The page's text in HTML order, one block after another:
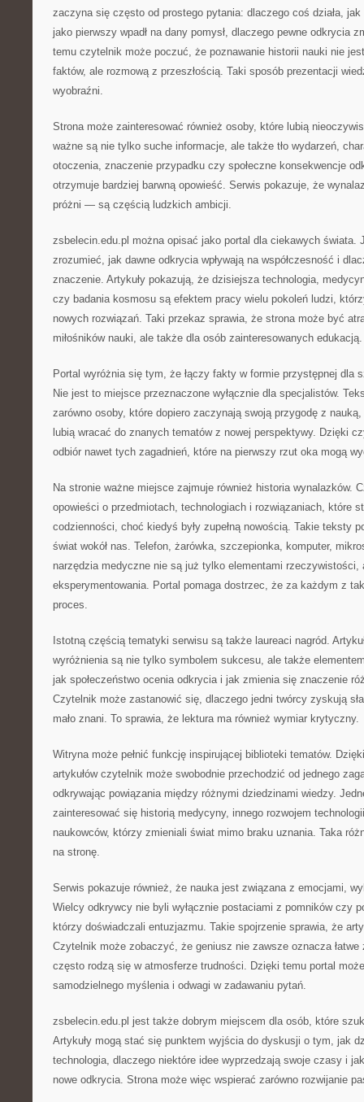
zaczyna się często od prostego pytania: dlaczego coś działa, jak
jako pierwszy wpadł na dany pomysł, dlaczego pewne odkrycia
temu czytelnik może poczuć, że poznawanie historii nauki nie
faktów, ale rozmową z przeszłością. Taki sposób prezentacji
wyobraźni.
Strona może zainteresować również osoby, które lubią
ważne są nie tylko suche informacje, ale także tło wydarzeń,
otoczenia, znaczenie przypadku czy społeczne konsekwencje
otrzymuje bardziej barwną opowieść. Serwis pokazuje, że
próżni — są częścią ludzkich ambicji.
zsbelecin.edu.pl można opisać jako portal dla ciekawych świata.
zrozumieć, jak dawne odkrycia wpływają na współczesność i
znaczenie. Artykuły pokazują, że dzisiejsza technologia,
czy badania kosmosu są efektem pracy wielu pokoleń ludzi,
nowych rozwiązań. Taki przekaz sprawia, że strona może być
miłośników nauki, ale także dla osób zainteresowanych edukacją.
Portal wyróżnia się tym, że łączy fakty w formie przystępnej dla
Nie jest to miejsce przeznaczone wyłącznie dla specjalistów.
zarówno osoby, które dopiero zaczynają swoją przygodę z
lubią wracać do znanych tematów z nowej perspektywy. Dzięki
odbiór nawet tych zagadnień, które na pierwszy rzut oka mogą
Na stronie ważne miejsce zajmuje również historia wynalazków.
opowieści o przedmiotach, technologiach i rozwiązaniach, które
codzienności, choć kiedyś były zupełną nowością. Takie teksty
świat wokół nas. Telefon, żarówka, szczepionka, komputer,
narzędzia medyczne nie są już tylko elementami rzeczywistości,
eksperymentowania. Portal pomaga dostrzec, że za każdym z
proces.
Istotną częścią tematyki serwisu są także laureaci nagród.
wyróżnienia są nie tylko symbolem sukcesu, ale także
jak społeczeństwo ocenia odkrycia i jak zmienia się znaczenie
Czytelnik może zastanowić się, dlaczego jedni twórcy zyskują
mało znani. To sprawia, że lektura ma również wymiar krytyczny.
Witryna może pełnić funkcję inspirującej biblioteki tematów.
artykułów czytelnik może swobodnie przechodzić od jednego
odkrywając powiązania między różnymi dziedzinami wiedzy.
zainteresować się historią medycyny, innego rozwojem
naukowców, którzy zmieniali świat mimo braku uznania. Taka
na stronę.
Serwis pokazuje również, że nauka jest związana z emocjami,
Wielcy odkrywcy nie byli wyłącznie postaciami z pomników czy
którzy doświadczali entuzjazmu. Takie spojrzenie sprawia, że
Czytelnik może zobaczyć, że geniusz nie zawsze oznacza łatwe
często rodzą się w atmosferze trudności. Dzięki temu portal
samodzielnego myślenia i odwagi w zadawaniu pytań.
zsbelecin.edu.pl jest także dobrym miejscem dla osób, które
Artykuły mogą stać się punktem wyjścia do dyskusji o tym, jak
technologia, dlaczego niektóre idee wyprzedzają swoje czasy i
nowe odkrycia. Strona może więc wspierać zarówno rozwijanie